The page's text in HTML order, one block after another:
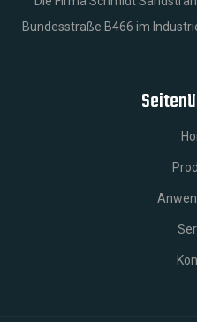
Bundesstraße B466 im